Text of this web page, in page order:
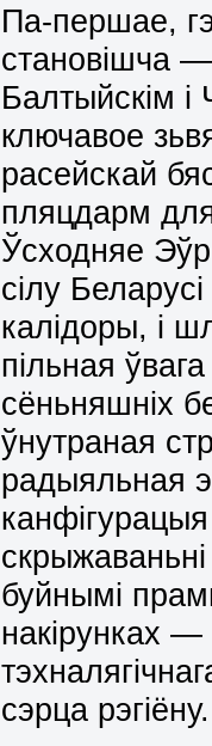
Па-першае,
становішча
Балтыйскім
ключавое
расейскай
пляцдарм для
Ўсходняе
сілу
калідоры, і
пільная
сёньняшніх
ўнутраная
радыяльная
буйнымі
накірунках
сэрца рэгіёну.